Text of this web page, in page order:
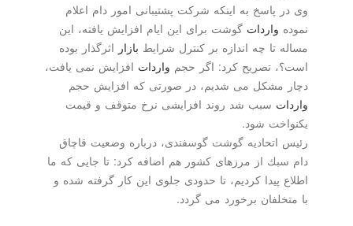
پاسخ به اینكه شركت پشتیبانی امور دام اعلام
گوشت برای این ایام افزایش یافته، این
تا چه اندازه بر كنترل شرایط بازار اثرگذار بوده
تصریح كرد: اگر حجم وارداتافزایش نمی یافت،
مشكل می شدیم، در صورتی كه افزایش حجم
سبب شد روند افزایشی نرخ متوقف و قیمت
گوشت گوسفندی، درباره وضعیت قاچاق
از مرزهای كشور هم اضافه كرد: تا جایی كه ما
پیدا كردیم، تا حدودی جلوی این كار گرفته شده و
برخورد می گردد.